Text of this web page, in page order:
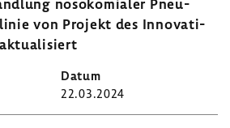
noso­ko­mialer Pneu­
von Projekt des Inno­va­ti­
aktua­li­siert
22.03.2024